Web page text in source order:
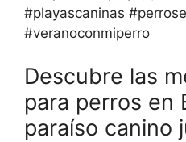
#playascaninas
#veranoconmiperro
Descubre las
para perros en
paraíso canino